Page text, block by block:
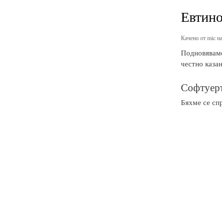
Качено отmic
честно
Бяхме се